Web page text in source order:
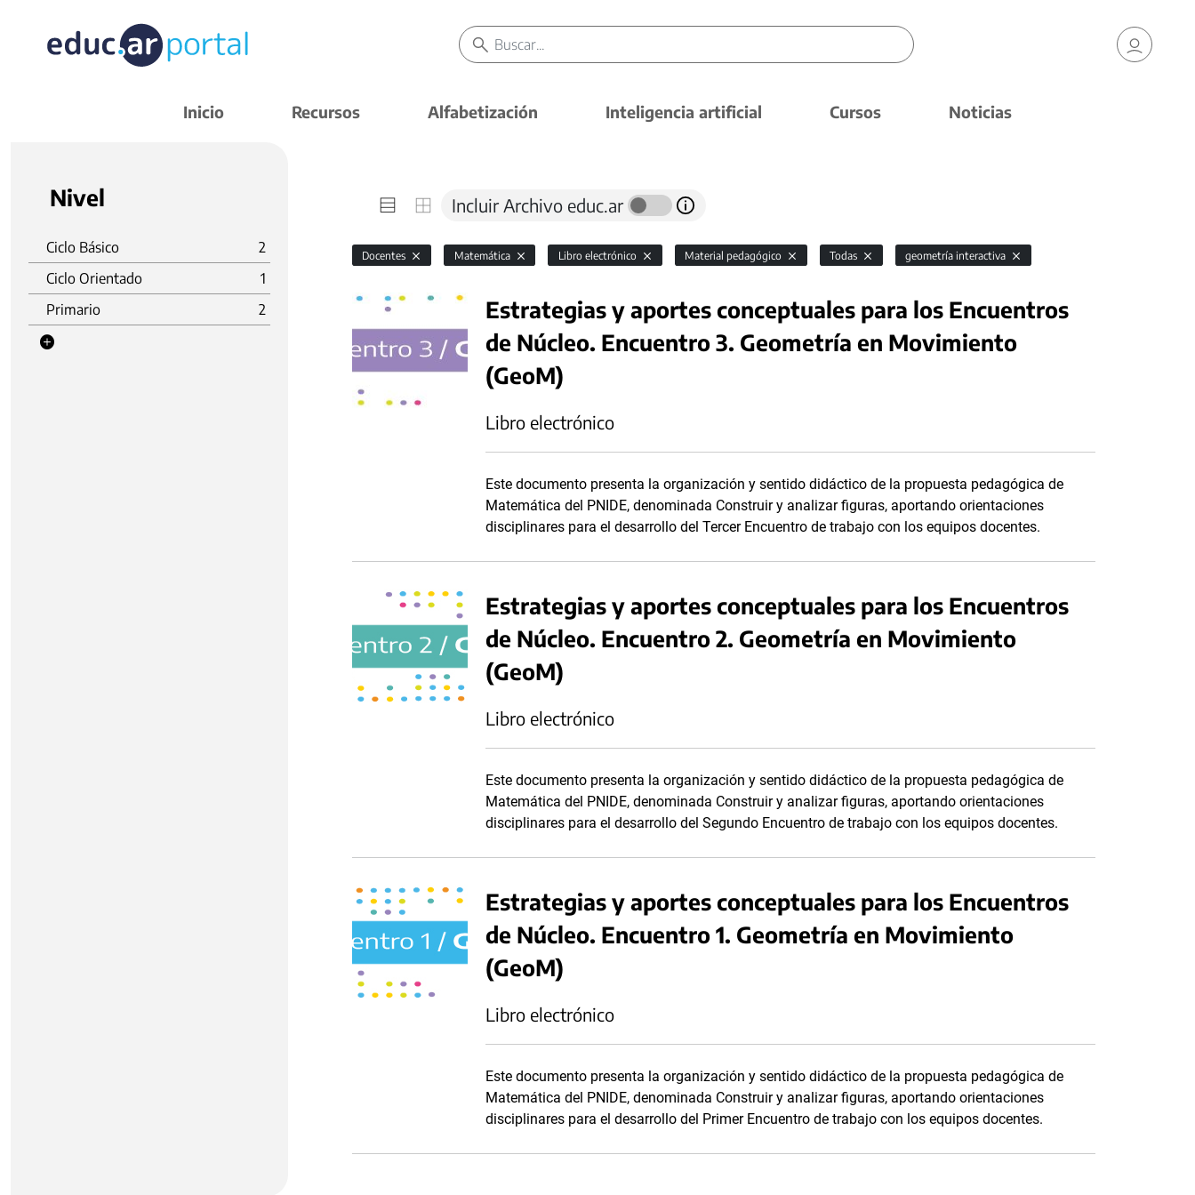
Inicio Recursos Alfabetización Inteligencia artificial Cursos Noticias
Nivel
Ciclo Básico
2
Ciclo Orientado
1
Primario
2
Incluir Archivo educ.ar
Docentes Matemática Libro electrónico Material pedagógico Todas geometría interactiva
Estrategias y aportes conceptuales para los Encuentros
de Núcleo. Encuentro 3. Geometría en Movimiento
(GeoM)
Libro electrónico
Este documento presenta la organización y sentido didáctico de la propuesta pedagógica de
Matemática del PNIDE, denominada Construir y analizar figuras, aportando orientaciones
disciplinares para el desarrollo del Tercer Encuentro de trabajo con los equipos docentes.
Estrategias y aportes conceptuales para los Encuentros
de Núcleo. Encuentro 2. Geometría en Movimiento
(GeoM)
Libro electrónico
Este documento presenta la organización y sentido didáctico de la propuesta pedagógica de
Matemática del PNIDE, denominada Construir y analizar figuras, aportando orientaciones
disciplinares para el desarrollo del Segundo Encuentro de trabajo con los equipos docentes.
Estrategias y aportes conceptuales para los Encuentros
de Núcleo. Encuentro 1. Geometría en Movimiento
(GeoM)
Libro electrónico
Este documento presenta la organización y sentido didáctico de la propuesta pedagógica de
Matemática del PNIDE, denominada Construir y analizar figuras, aportando orientaciones
disciplinares para el desarrollo del Primer Encuentro de trabajo con los equipos docentes.